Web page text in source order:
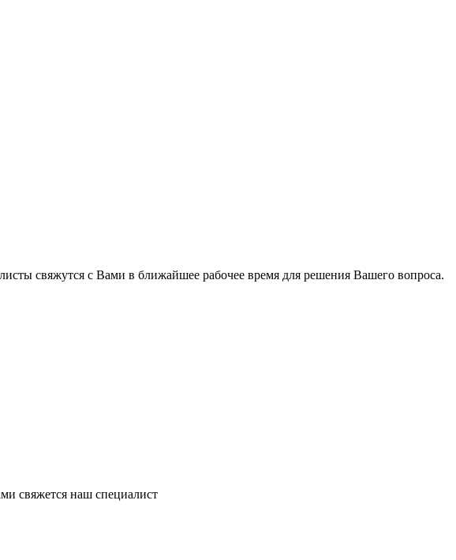
свяжутся с Вами в ближайшее рабочее время для решения Вашего вопроса.
свяжется наш специалист